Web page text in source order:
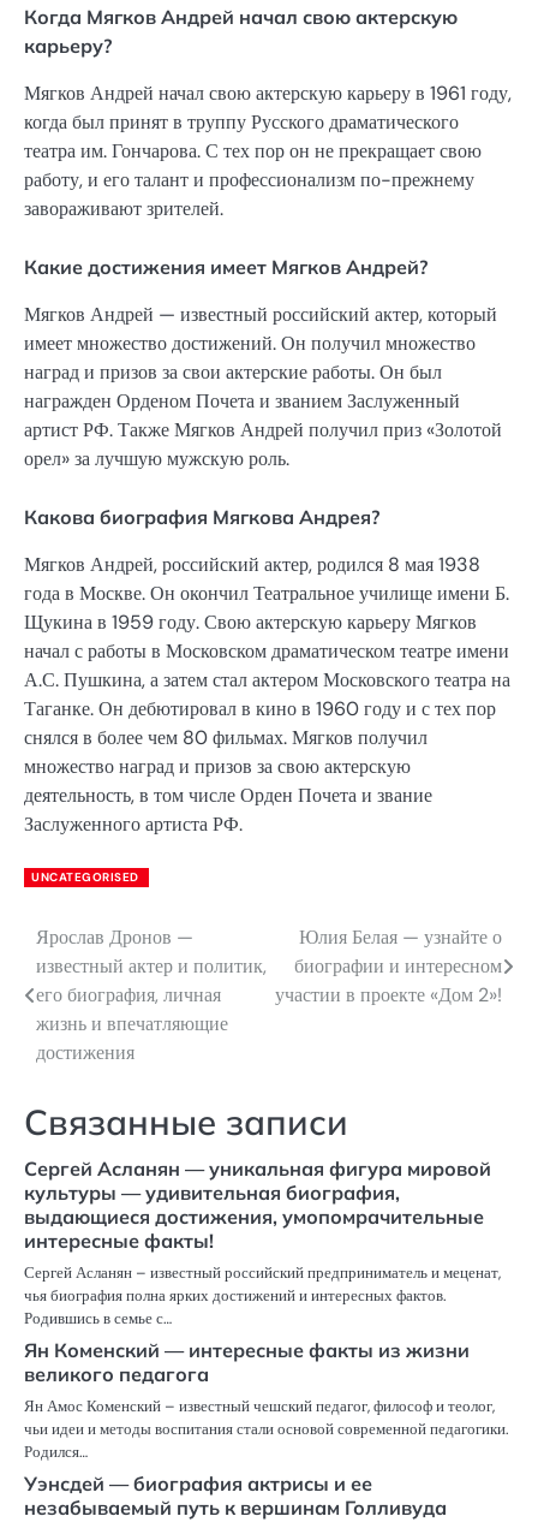
Когда Мягков Андрей начал свою актерскую
карьеру?
Мягков Андрей начал свою актерскую карьеру в 1961 году,
когда был принят в труппу Русского драматического
театра им. Гончарова. С тех пор он не прекращает свою
работу, и его талант и профессионализм по-прежнему
завораживают зрителей.
Какие достижения имеет Мягков Андрей?
Мягков Андрей — известный российский актер, который
имеет множество достижений. Он получил множество
наград и призов за свои актерские работы. Он был
награжден Орденом Почета и званием Заслуженный
артист РФ. Также Мягков Андрей получил приз «Золотой
орел» за лучшую мужскую роль.
Какова биография Мягкова Андрея?
Мягков Андрей, российский актер, родился 8 мая 1938
года в Москве. Он окончил Театральное училище имени Б.
Щукина в 1959 году. Свою актерскую карьеру Мягков
начал с работы в Московском драматическом театре имени
А.С. Пушкина, а затем стал актером Московского театра на
Таганке. Он дебютировал в кино в 1960 году и с тех пор
снялся в более чем 80 фильмах. Мягков получил
множество наград и призов за свою актерскую
деятельность, в том числе Орден Почета и звание
Заслуженного артиста РФ.
UNCATEGORISED
Навигация
по
записям
Ярослав Дронов —
известный актер и политик,
его биография, личная
жизнь и впечатляющие
достижения
Юлия Белая — узнайте о
биографии и интересном
участии в проекте «Дом 2»!
Связанные записи
Сергей Асланян — уникальная фигура мировой
культуры — удивительная биография,
выдающиеся достижения, умопомрачительные
интересные факты!
Сергей Асланян – известный российский предприниматель и меценат,
чья биография полна ярких достижений и интересных фактов.
Родившись в семье с…
Ян Коменский — интересные факты из жизни
великого педагога
Ян Амос Коменский – известный чешский педагог, философ и теолог,
чьи идеи и методы воспитания стали основой современной педагогики.
Родился…
Уэнсдей — биография актрисы и ее
незабываемый путь к вершинам Голливуда